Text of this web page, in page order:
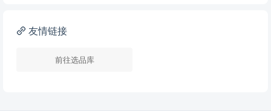
友情链接
前往选品库